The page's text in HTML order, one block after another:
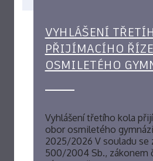
VYHLÁŠENÍ
PŘIJÍMACÍHO
OSMILETÉHO
Vyhlášení třetího kola
obor osmiletého
2025/2026 V souladu se
500/2004 Sb., zákonem